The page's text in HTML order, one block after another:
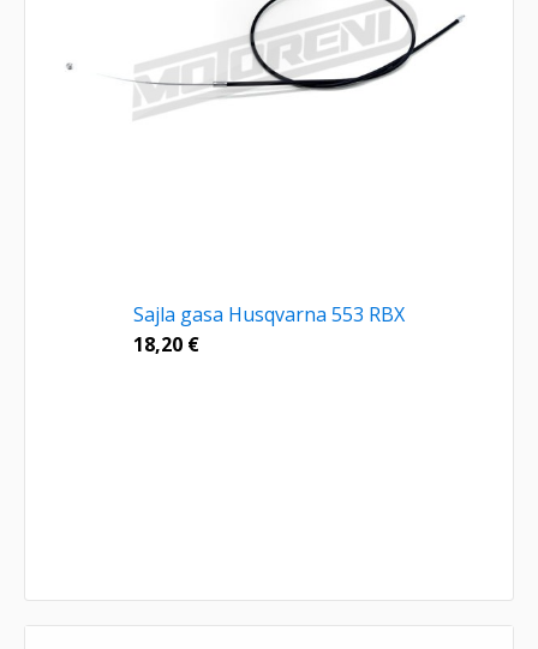
Sajla gasa Husqvarna 553 RBX
18,20 €